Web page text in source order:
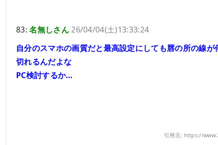
83:名無しさん26/04/04(土)13:33:24
自分のスマホの画質だと最高設定にしても唇の所の線が
切れるんだよな
PC検討するか…
引用元: https://